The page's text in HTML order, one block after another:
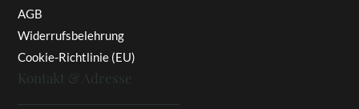
AGB
Widerrufsbelehrung
Cookie-Richtlinie (EU)
Kontakt & Adresse